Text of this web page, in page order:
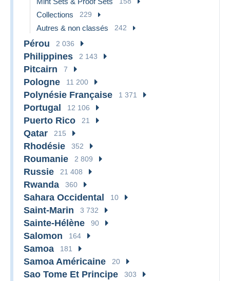
Collections 229
Autres & non classés 242
Pérou 2 036
Philippines 2 143
Pitcairn 7
Pologne 11 200
Polynésie Française 1 371
Portugal 12 106
Puerto Rico 21
Qatar 215
Rhodésie 352
Roumanie 2 809
Russie 21 408
Rwanda 360
Sahara Occidental 10
Saint-Marin 3 732
Sainte-Hélène 90
Salomon 164
Samoa 181
Samoa Américaine 20
Sao Tome Et Principe 303